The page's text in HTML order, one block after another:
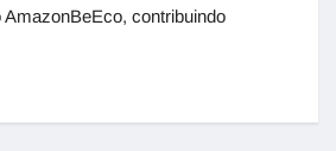
contribuindo